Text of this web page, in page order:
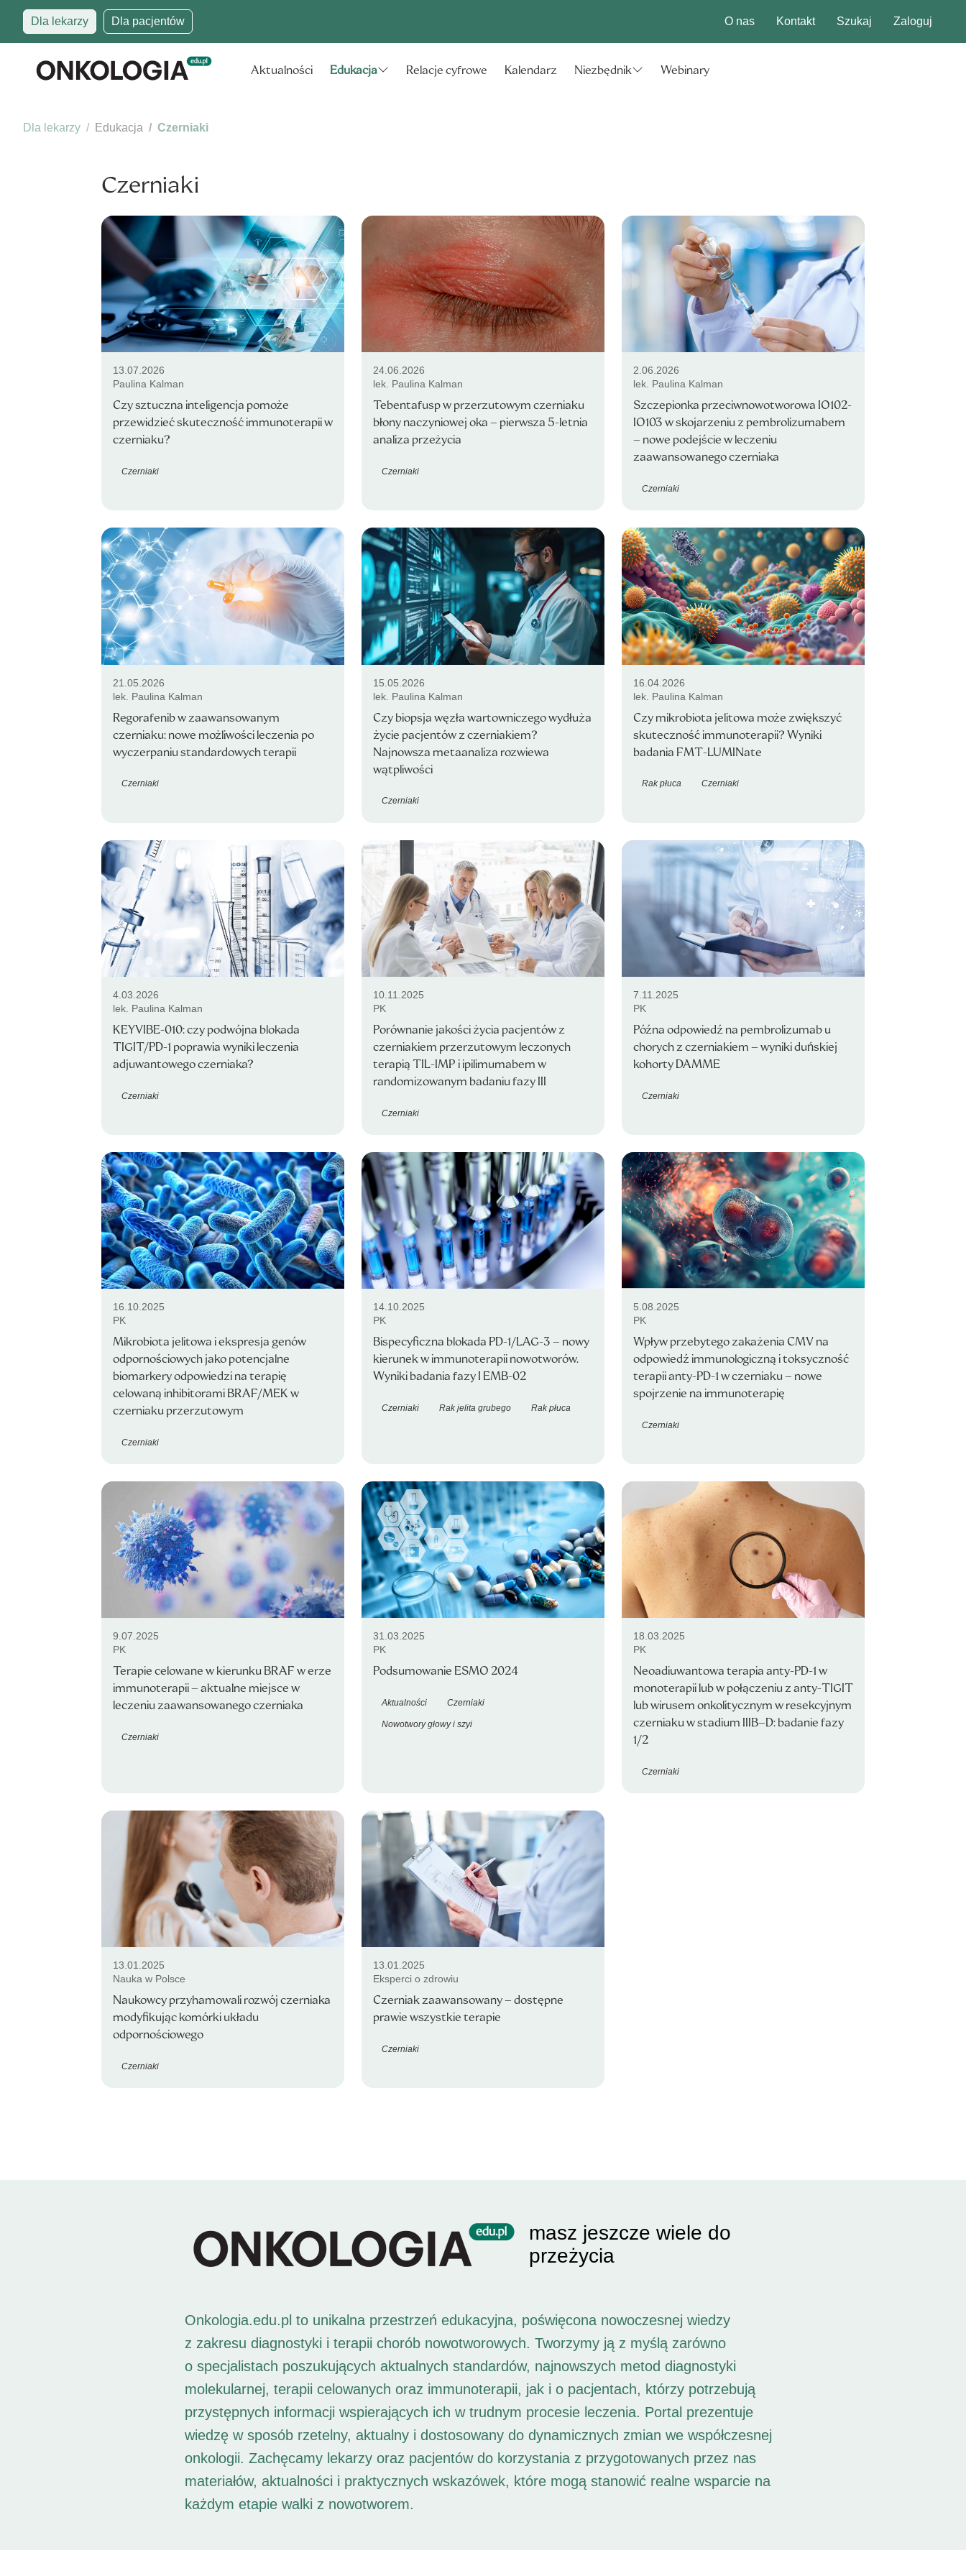
Dla lekarzy Dla pacjentów O nas Kontakt Szukaj Zaloguj
Aktualności Edukacja Relacje cyfrowe Kalendarz Niezbędnik Webinary
Dla lekarzy Edukacja Czerniaki
Czerniaki
13.07.2026
Paulina Kalman
Czy sztuczna inteligencja pomoże
przewidzieć skuteczność immunoterapii w
czerniaku?
Czerniaki
24.06.2026
lek. Paulina Kalman
Tebentafusp w przerzutowym czerniaku
błony naczyniowej oka – pierwsza 5-letnia
analiza przeżycia
Czerniaki
2.06.2026
lek. Paulina Kalman
Szczepionka przeciwnowotworowa IO102-
IO103 w skojarzeniu z pembrolizumabem
– nowe podejście w leczeniu
zaawansowanego czerniaka
Czerniaki
21.05.2026
lek. Paulina Kalman
Regorafenib w zaawansowanym
czerniaku: nowe możliwości leczenia po
wyczerpaniu standardowych terapii
Czerniaki
15.05.2026
lek. Paulina Kalman
Czy biopsja węzła wartowniczego wydłuża
życie pacjentów z czerniakiem?
Najnowsza metaanaliza rozwiewa
wątpliwości
Czerniaki
16.04.2026
lek. Paulina Kalman
Czy mikrobiota jelitowa może zwiększyć
skuteczność immunoterapii? Wyniki
badania FMT-LUMINate
Rak płuca Czerniaki
4.03.2026
lek. Paulina Kalman
KEYVIBE-010: czy podwójna blokada
TIGIT/PD-1 poprawia wyniki leczenia
adjuwantowego czerniaka?
Czerniaki
10.11.2025
PK
Porównanie jakości życia pacjentów z
czerniakiem przerzutowym leczonych
terapią TIL-IMP i ipilimumabem w
randomizowanym badaniu fazy III
Czerniaki
7.11.2025
PK
Późna odpowiedź na pembrolizumab u
chorych z czerniakiem – wyniki duńskiej
kohorty DAMME
Czerniaki
16.10.2025
PK
Mikrobiota jelitowa i ekspresja genów
odpornościowych jako potencjalne
biomarkery odpowiedzi na terapię
celowaną inhibitorami BRAF/MEK w
czerniaku przerzutowym
Czerniaki
14.10.2025
PK
Bispecyficzna blokada PD-1/LAG-3 – nowy
kierunek w immunoterapii nowotworów.
Wyniki badania fazy I EMB-02
Czerniaki Rak jelita grubego Rak płuca
5.08.2025
PK
Wpływ przebytego zakażenia CMV na
odpowiedź immunologiczną i toksyczność
terapii anty-PD-1 w czerniaku – nowe
spojrzenie na immunoterapię
Czerniaki
9.07.2025
PK
Terapie celowane w kierunku BRAF w erze
immunoterapii – aktualne miejsce w
leczeniu zaawansowanego czerniaka
Czerniaki
31.03.2025
PK
Podsumowanie ESMO 2024
Aktualności Czerniaki
Nowotwory głowy i szyi
18.03.2025
PK
Neoadiuwantowa terapia anty-PD-1 w
monoterapii lub w połączeniu z anty-TIGIT
lub wirusem onkolitycznym w resekcyjnym
czerniaku w stadium IIIB–D: badanie fazy
1/2
Czerniaki
13.01.2025
Nauka w Polsce
Naukowcy przyhamowali rozwój czerniaka
modyfikując komórki układu
odpornościowego
Czerniaki
13.01.2025
Eksperci o zdrowiu
Czerniak zaawansowany – dostępne
prawie wszystkie terapie
Czerniaki
masz jeszcze wiele do
przeżycia
Onkologia.edu.pl to unikalna przestrzeń edukacyjna, poświęcona nowoczesnej wiedzy
z zakresu diagnostyki i terapii chorób nowotworowych. Tworzymy ją z myślą zarówno
o specjalistach poszukujących aktualnych standardów, najnowszych metod diagnostyki
molekularnej, terapii celowanych oraz immunoterapii, jak i o pacjentach, którzy potrzebują
przystępnych informacji wspierających ich w trudnym procesie leczenia. Portal prezentuje
wiedzę w sposób rzetelny, aktualny i dostosowany do dynamicznych zmian we współczesnej
onkologii. Zachęcamy lekarzy oraz pacjentów do korzystania z przygotowanych przez nas
materiałów, aktualności i praktycznych wskazówek, które mogą stanowić realne wsparcie na
każdym etapie walki z nowotworem.